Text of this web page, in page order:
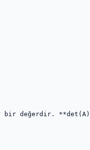
bir değerdir.